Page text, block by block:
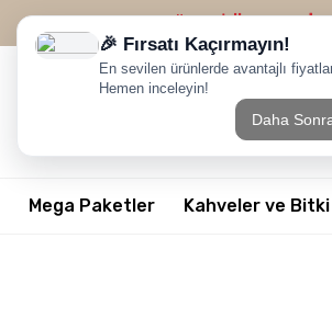
Mega Paketler Kahveler ve Bitki